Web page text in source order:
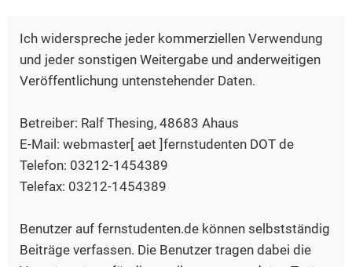
Ich widerspreche jeder kommerziellen Verwendung
und jeder sonstigen Weitergabe und anderweitigen
Veröffentlichung untenstehender Daten.
Betreiber: Ralf Thesing, 48683 Ahaus
E-Mail: webmaster[ aet ]fernstudenten DOT de
Telefon: 03212-1454389
Telefax: 03212-1454389
Benutzer auf fernstudenten.de können selbstständig
Beiträge verfassen. Die Benutzer tragen dabei die